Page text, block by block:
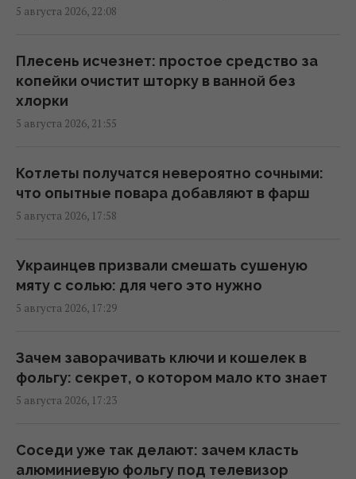
рассказали, что лучше для контроля
уровня сахара в крови
04:55 четверг, 06 августа 2026
дважды: ответ экспертов
03:53 четверг, 06 августа 2026
разгар лета: причина оказалась
парадоксальной
02:50 четверг, 06 августа 2026
Супруги купили дешевый дом в Италии, но
вскоре обнаружился главный подвох
01:58 четверг, 06 августа 2026
4 даты рождения самых прощающих
людей
5 августа 2026, 22:08
Плесень исчезнет: простое средство за
копейки очистит шторку в ванной без
хлорки
5 августа 2026, 21:55
Котлеты получатся невероятно сочными:
что опытные повара добавляют в фарш
5 августа 2026, 17:58
Украинцев призвали смешать сушеную
мяту с солью: для чего это нужно
5 августа 2026, 17:29
Зачем заворачивать ключи и кошелек в
фольгу: секрет, о котором мало кто знает
5 августа 2026, 17:23
Соседи уже так делают: зачем класть
алюминиевую фольгу под телевизор